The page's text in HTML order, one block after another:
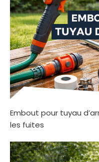
Embout pour tuyau
les fuites